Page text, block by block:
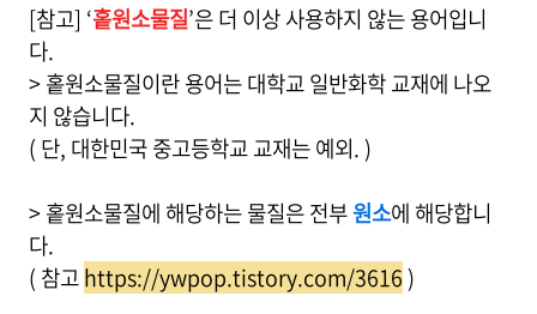
[참고] ‘홑원소물질’은 더 이상 사용하지 않는 용어입니
다.
> 홑원소물질이란 용어는 대학교 일반화학 교재에 나오
지 않습니다.
( 단, 대한민국 중고등학교 교재는 예외. )
> 홑원소물질에 해당하는 물질은 전부원소에 해당합니
다.
( 참고https://ywpop.tistory.com/3616 )